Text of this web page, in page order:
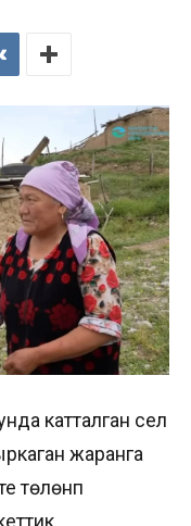
катталган сел
жаранга
төлөнүп